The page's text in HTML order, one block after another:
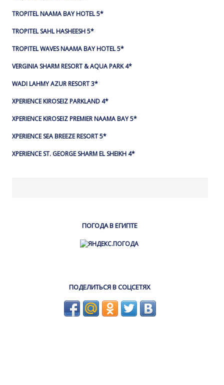
TROPITEL NAAMA BAY HOTEL 5*
TROPITEL SAHL HASHEESH 5*
TROPITEL WAVES NAAMA BAY HOTEL 5*
VERGINIA SHARM RESORT & AQUA PARK 4*
WADI LAHMY AZUR RESORT 3*
XPERIENCE KIROSEIZ PARKLAND 4*
XPERIENCE KIROSEIZ PREMIER NAAMA BAY 5*
XPERIENCE SEA BREEZE RESORT 5*
XPERIENCE ST. GEORGE SHARM EL SHEIKH 4*
ПОГОДА В ЕГИПТЕ
ПОДЕЛИТЬСЯ В СОЦСЕТЯХ